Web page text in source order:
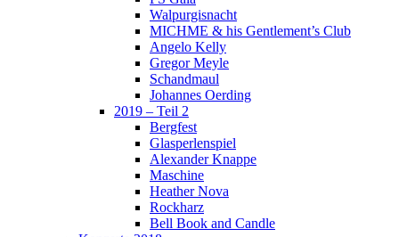
Walpurgisnacht
MICHME & his Gentlement’s Club
Angelo Kelly
Gregor Meyle
Schandmaul
Johannes Oerding
2019 – Teil 2
Bergfest
Glasperlenspiel
Alexander Knappe
Maschine
Heather Nova
Rockharz
Bell Book and Candle